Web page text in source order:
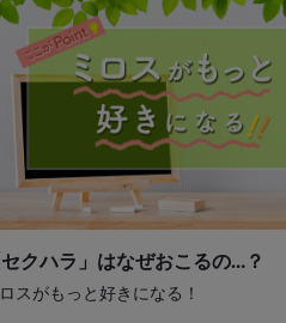
セクハラ」はなぜおこるの…？
スがもっと好きになる！